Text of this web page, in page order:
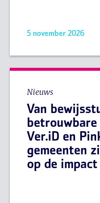
5 november 2026
Nieuws
Van
Ver.iD en
gemeenten
op de impact